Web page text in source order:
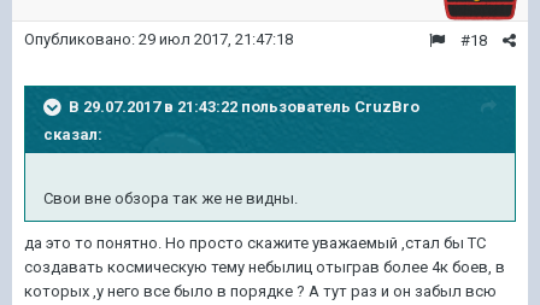
#18
Опубликовано: 29 июл 2017, 21:47:18
В 29.07.2017 в 21:43:22 пользователь CruzBro
сказал:
Свои вне обзора так же не видны.
да это то понятно. Но просто скажите уважаемый ,стал бы ТС
создавать космическую тему небылиц отыграв более 4к боев, в
которых ,у него все было в порядке ? А тут раз и он забыл всю